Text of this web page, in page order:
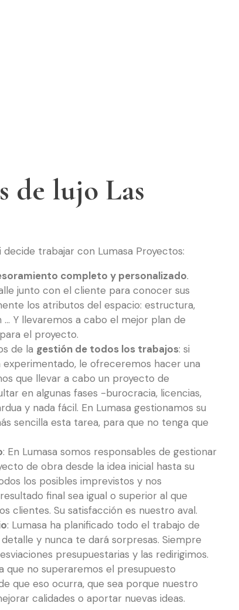
de lujo Las
decide trabajar con Lumasa Proyectos:
completo y personalizado.
junto con el cliente para conocer sus
los atributos del espacio: estructura,
… Y llevaremos a cabo el mejor plan de
para el proyecto.
de la gestión de todos los trabajos: si
le ofreceremos hacer una
que llevar a cabo un proyecto de
en algunas fases -burocracia, licencias,
y nada fácil. En Lumasa gestionamos su
sencilla esta tarea, para que no tenga que
: En Lumasa somos responsables de gestionar
de obra desde la idea inicial hasta su
los posibles imprevistos y nos
final sea igual o superior al que
clientes. Su satisfacción es nuestro aval.
: Lumasa ha planificado todo el trabajo de
y nunca te dará sorpresas. Siempre
presupuestarias y las redirigimos.
que no superaremos el presupuesto
que eso ocurra, que sea porque nuestro
calidades o aportar nuevas ideas.